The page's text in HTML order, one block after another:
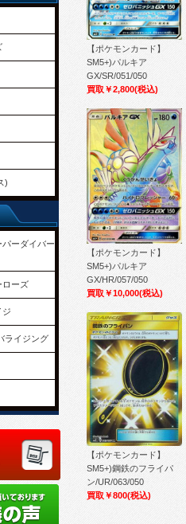
【ポケモンカード】
SM5+)パルキア
GX/SR/051/050
買取￥2,800(税込)
【ポケモンカード】
SM5+)パルキア
GX/HR/057/050
買取￥10,000(税込)
【ポケモンカード】
SM5+)鋼鉄のフライパ
ン/UR/063/050
買取￥800(税込)
)
パーダイバー
ローズ
ジ
ライジング